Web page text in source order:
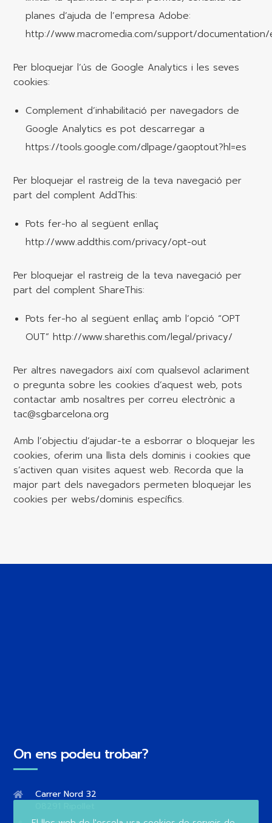
planes d’ajuda de l’empresa Adobe:
http://www.macromedia.com/support/
Per bloquejar l’ús de Google Analytics i les seves
cookies:
Complement d’inhabilitació per navegadors de
Google Analytics es pot descarregar a
https://tools.google.com/dlpage/gaoptout?hl=es
Per bloquejar el rastreig de la teva navegació per
part del complent AddThis:
Pots fer-ho al següent enllaç
http://www.addthis.com/privacy/opt-out
Per bloquejar el rastreig de la teva navegació per
part del complent ShareThis:
Pots fer-ho al següent enllaç amb l’opció “OPT
OUT” http://www.sharethis.com/legal/privacy/
Per altres navegadors així com qualsevol aclariment
o pregunta sobre les cookies d’aquest web, pots
contactar amb nosaltres per correu electrònic a
tac@sgbarcelona.org
Amb l’objectiu d’ajudar-te a esborrar o bloquejar les
cookies, oferim una llista dels dominis i cookies que
s’activen quan visites aquest web. Recorda que la
major part dels navegadors permeten bloquejar les
cookies per webs/dominis específics.
On ens podeu trobar?
Carrer Nord 32